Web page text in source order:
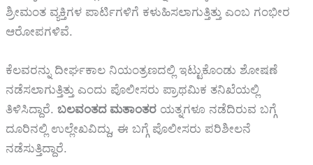
ಶ್ರೀಮಂತ ವ್ಯಕ್ತಿಗಳ ಪಾರ್ಟಿಗಳಿಗೆ ಕಳುಹಿಸಲಾಗುತ್ತಿತ್ತು ಎಂಬ ಗಂಭೀರ
ಆರೋಪಗಳಿವೆ.
ಕೆಲವರನ್ನು ದೀರ್ಘಕಾಲ ನಿಯಂತ್ರಣದಲ್ಲಿ ಇಟ್ಟುಕೊಂಡು ಶೋಷಣೆ
ನಡೆಸಲಾಗುತ್ತಿತ್ತು ಎಂದು ಪೊಲೀಸರು ಪ್ರಾಥಮಿಕ ತನಿಖೆಯಲ್ಲಿ
ತಿಳಿಸಿದ್ದಾರೆ. ಬಲವಂತದ ಮತಾಂತರ ಯತ್ನಗಳೂ ನಡೆದಿರುವ ಬಗ್ಗೆ
ದೂರಿನಲ್ಲಿ ಉಲ್ಲೇಖವಿದ್ದು, ಈ ಬಗ್ಗೆ ಪೊಲೀಸರು ಪರಿಶೀಲನೆ
ನಡೆಸುತ್ತಿದ್ದಾರೆ.